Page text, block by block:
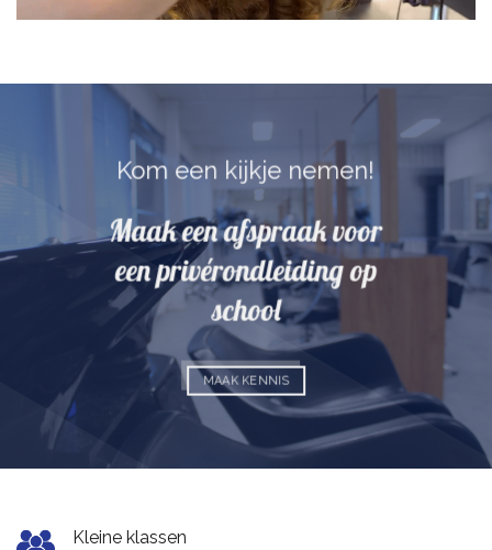
Kom een kijkje nemen!
Maak een afspraak voor
een privérondleiding op
school
MAAK KENNIS
Kleine klassen